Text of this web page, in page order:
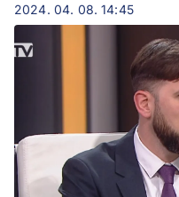
2024. 04. 08. 14:45